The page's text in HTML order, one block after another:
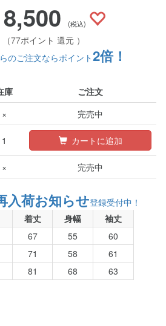
8,500 (税込)
（77ポイント 還元 ）
のご注文ならポイント2倍！
庫
ご注文
× 完売中
1 カートに追加
× 完売中
入荷お知らせ登録受付中！
着丈 身幅
袖丈
67 55
60
71 58
61
81 68 63